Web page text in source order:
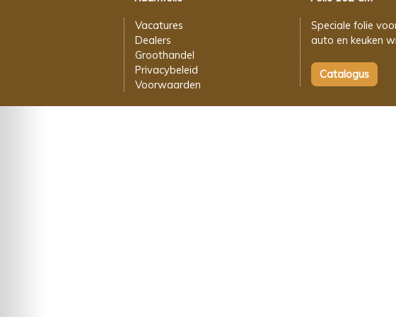
Vacatures
Dealers
Groothandel
Privacybeleid
Voorwaarden
Speciale folie
auto en keuken